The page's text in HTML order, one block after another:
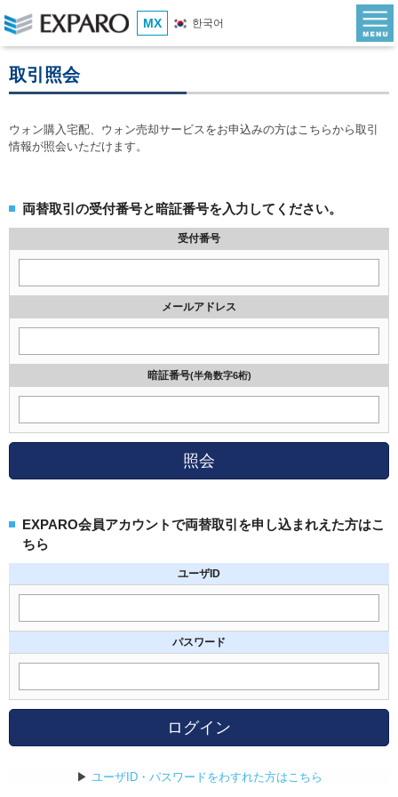
MX 한국어
取引照会
ウォン購入宅配、ウォン売却サービスをお申込みの方はこちらから取引
情報が照会いただけます。
両替取引の受付番号と暗証番号を入力してください。
受付番号
メールアドレス
暗証番号(半角数字6桁)
照会
EXPARO会員アカウントで両替取引を申し込まれえた方はこ
ちら
ユーザID
パスワード
ログイン
▶ ユーザID・パスワードをわすれた方はこちら